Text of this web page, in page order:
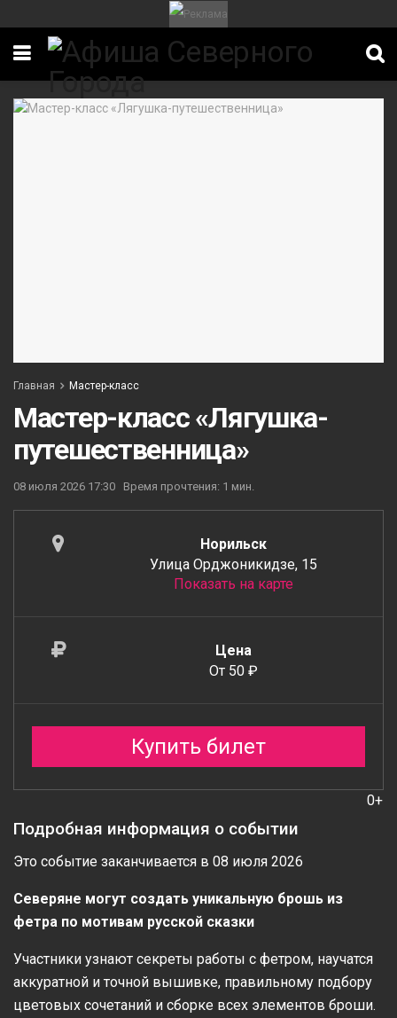
Главная Мастер-класс
Мастер-класс «Лягушка-
путешественница»
08 июля 2026 17:30 Время прочтения: 1 мин.
Норильск
​Улица Орджоникидзе, 15
Показать на карте
Цена
От 50 ₽
Купить билет
0+
Подробная информация о событии
Это событие заканчивается в 08 июля 2026
Северяне могут создать уникальную брошь из
фетра по мотивам русской сказки
Участники узнают секреты работы с фетром, научатся
аккуратной и точной вышивке, правильному подбору
цветовых сочетаний и сборке всех элементов броши.